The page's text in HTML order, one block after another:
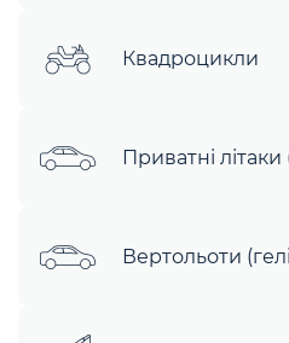
Квадроцикли
Приватні
Вертольоти